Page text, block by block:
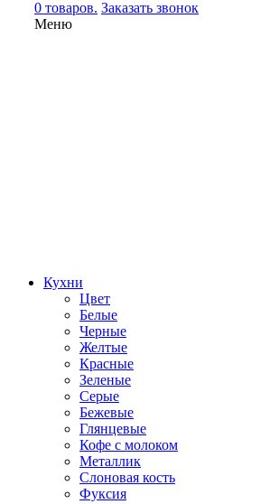
0 товаров. Заказать звонок
Меню
Кухни
Цвет
Белые
Черные
Желтые
Красные
Зеленые
Серые
Бежевые
Глянцевые
Кофе с молоком
Металлик
Слоновая кость
Фуксия